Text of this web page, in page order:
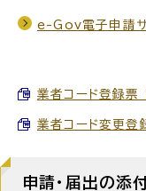
e-Gov電子申請サ
業者コード登録
業者コード変更
申請・届出の添